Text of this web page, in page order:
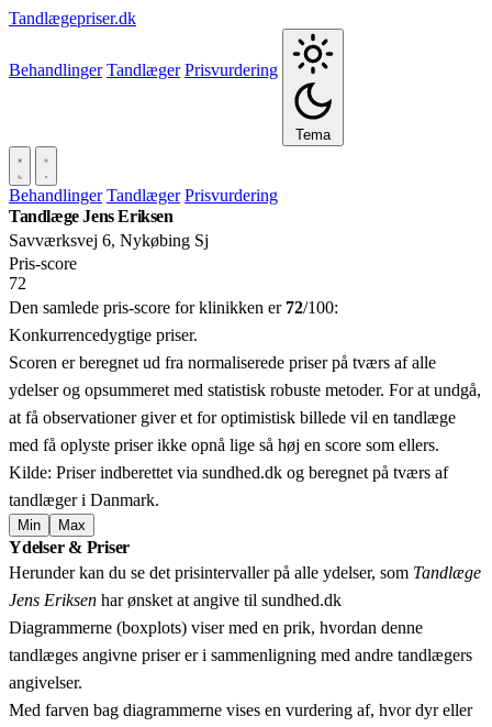
Tandlægepriser.dk
Behandlinger Tandlæger Prisvurdering
Tema
Behandlinger Tandlæger Prisvurdering
Tandlæge Jens Eriksen
Savværksvej 6, Nykøbing Sj
Pris‑score
72
Den samlede pris-score for klinikken er 72/100:
Konkurrencedygtige priser.
Scoren er beregnet ud fra normaliserede priser på tværs af alle
ydelser og opsummeret med statistisk robuste metoder. For at undgå,
at få observationer giver et for optimistisk billede vil en tandlæge
med få oplyste priser ikke opnå lige så høj en score som ellers.
Kilde: Priser indberettet via sundhed.dk og beregnet på tværs af
tandlæger i Danmark.
Min Max
+
−
Ydelser & Priser
Herunder kan du se det prisintervaller på alle ydelser, som Tandlæge
Jens Eriksen har ønsket at angive til sundhed.dk
Diagrammerne (boxplots) viser med en prik, hvordan denne
tandlæges angivne priser er i sammenligning med andre tandlægers
angivelser.
Med farven bag diagrammerne vises en vurdering af, hvor dyr eller